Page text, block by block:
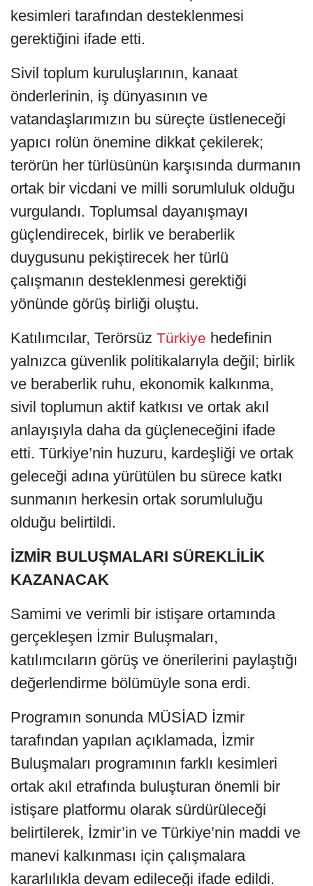
kesimleri tarafından desteklenmesi
gerektiğini ifade etti.
Sivil toplum kuruluşlarının, kanaat
önderlerinin, iş dünyasının ve
vatandaşlarımızın bu süreçte üstleneceği
yapıcı rolün önemine dikkat çekilerek;
terörün her türlüsünün karşısında durmanın
ortak bir vicdani ve milli sorumluluk olduğu
vurgulandı. Toplumsal dayanışmayı
güçlendirecek, birlik ve beraberlik
duygusunu pekiştirecek her türlü
çalışmanın desteklenmesi gerektiği
yönünde görüş birliği oluştu.
Katılımcılar, Terörsüz Türkiye hedefinin
yalnızca güvenlik politikalarıyla değil; birlik
ve beraberlik ruhu, ekonomik kalkınma,
sivil toplumun aktif katkısı ve ortak akıl
anlayışıyla daha da güçleneceğini ifade
etti. Türkiye’nin huzuru, kardeşliği ve ortak
geleceği adına yürütülen bu sürece katkı
sunmanın herkesin ortak sorumluluğu
olduğu belirtildi.
İZMİR BULUŞMALARI SÜREKLİLİK
KAZANACAK
Samimi ve verimli bir istişare ortamında
gerçekleşen İzmir Buluşmaları,
katılımcıların görüş ve önerilerini paylaştığı
değerlendirme bölümüyle sona erdi.
Programın sonunda MÜSİAD İzmir
tarafından yapılan açıklamada, İzmir
Buluşmaları programının farklı kesimleri
ortak akıl etrafında buluşturan önemli bir
istişare platformu olarak sürdürüleceği
belirtilerek, İzmir’in ve Türkiye’nin maddi ve
manevi kalkınması için çalışmalara
kararlılıkla devam edileceği ifade edildi.